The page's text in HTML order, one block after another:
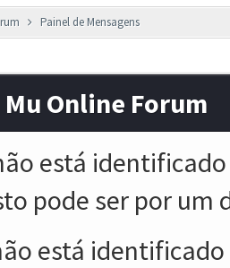
Painel de Mensagens
Mu Online Forum
está
pode ser por um
está